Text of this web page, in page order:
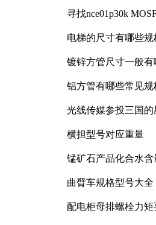
寻找nce01p30k
电梯的尺寸有哪些规
镀锌方管尺寸一般有
铝方管有哪些常见规
光线传媒参投三国的
横担型号对应重量
锰矿石产品化合水含
曲臂车规格型号大全
配电柜母排螺栓力矩